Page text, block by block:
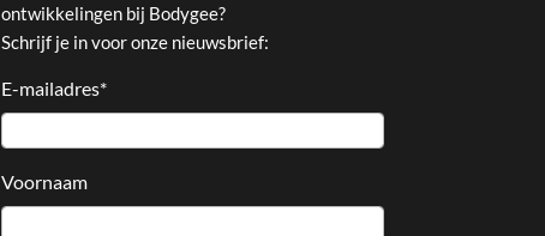
ontwikkelingen bij Bodygee?
Schrijf je in voor onze nieuwsbrief:
E-mailadres*
Voornaam